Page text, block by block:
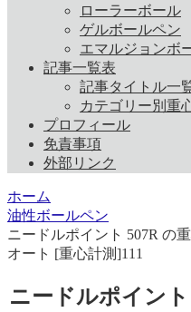
ローラーボール
ゲルボールペン
エマルジョンボ
記事一覧表
記事タイトル一
カテゴリー別重
プロフィール
免責事項
外部リンク
ホーム
油性ボールペン
ニードルポイント 507R の
オート [重心計測]111
ニードルポイント